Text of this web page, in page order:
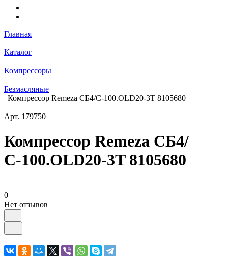
Главная
Каталог
Компрессоры
Безмасляные
Компрессор Remeza СБ4/С-100.OLD20-3T 8105680
Арт. 179750
Компрессор Remeza СБ4/
С-100.OLD20-3T 8105680
0
Нет отзывов